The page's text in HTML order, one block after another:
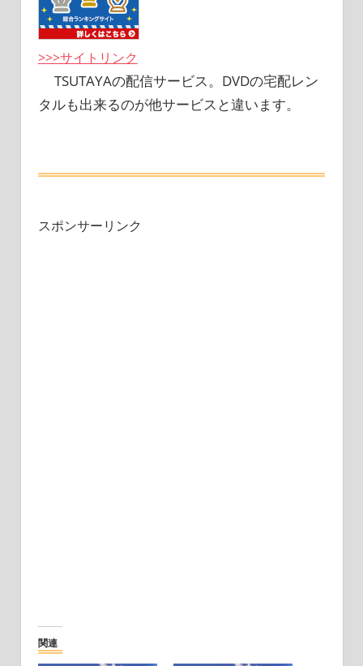
>>>サイトリンク
TSUTAYAの配信サービス。DVDの宅配レン
タルも出来るのが他サービスと違います。
スポンサーリンク
関連